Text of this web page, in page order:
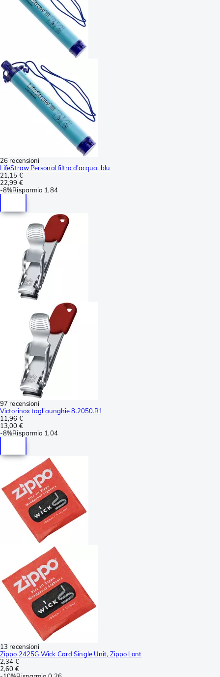
26 recensioni
LifeStraw Personal filtro d'acqua, blu
21,15 €
22,99 €
-8%Risparmia 1,84
97 recensioni
Victorinox tagliaunghie 8.2050.B1
11,96 €
13,00 €
-8%Risparmia 1,04
13 recensioni
Zippo 2425G Wick Card Single Unit, Zippo Lont
2,34 €
2,60 €